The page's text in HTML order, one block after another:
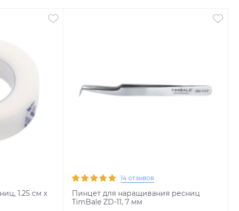
1.25 см x
14 отзывов
Пинцет для наращивания ресниц
TimBale ZD-11, 7 мм